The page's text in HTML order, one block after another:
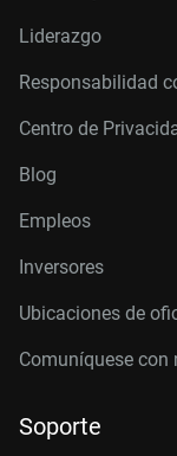
Liderazgo
Responsabilidad
Centro de
Blog
Empleos
Inversores
Ubicaciones de
Comuníquese con
Soporte